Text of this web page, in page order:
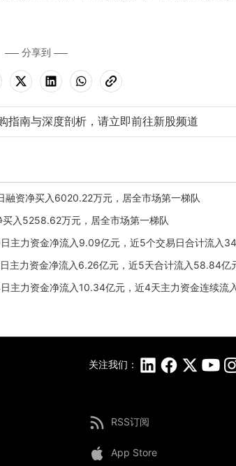
分享到
指南与深度剖析，请立即前往新股频道
资净买入6020.22万元，居全市场第一梯队
入5258.62万元，居全市场第一梯队
主力资金净流入9.09亿元，近5个交易日合计流入
主力资金净流入6.26亿元，近5天合计流入58.84亿
主力资金净流入10.34亿元，近4天主力资金连续流
关注我们：
RSS订阅
App Store